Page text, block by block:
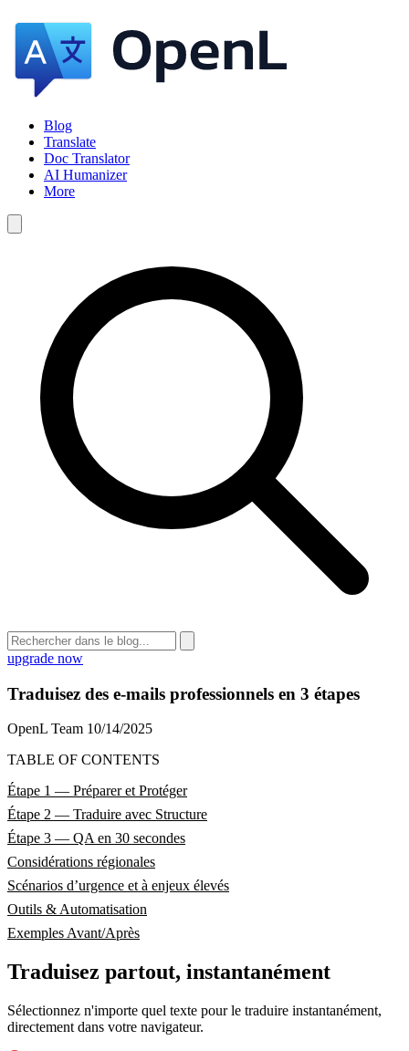
Blog
Translate
Doc Translator
AI Humanizer
More
upgrade now
Traduisez des e-mails professionnels en 3 étapes
OpenL Team 10/14/2025
TABLE OF CONTENTS
Étape 1 — Préparer et Protéger
Étape 2 — Traduire avec Structure
Étape 3 — QA en 30 secondes
Considérations régionales
Scénarios d’urgence et à enjeux élevés
Outils & Automatisation
Exemples Avant/Après
Traduisez partout, instantanément
Sélectionnez n'importe quel texte pour le traduire instantanément,
directement dans votre navigateur.